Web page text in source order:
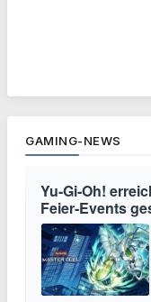
GAMING-NEWS
Yu‑Gi‑Oh!
Feier‑Events